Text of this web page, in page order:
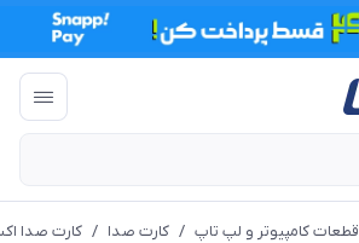
قطعات کامپیوتر و لپ تاپ / کارت صدا / کارت صدا